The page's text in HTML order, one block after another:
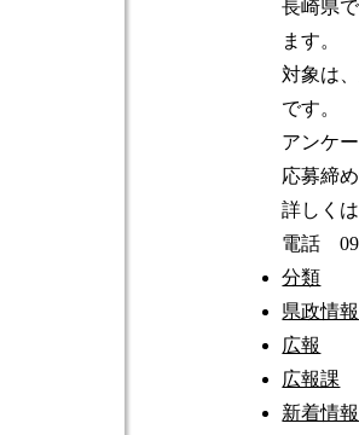
長崎県
ます。
対象は
です。
アンケ
応募締
詳しく
電話
分類
県政情報
広報
広報課
新着情報